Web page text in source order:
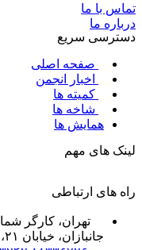
تماس با ما
درباره ما
دسترسی سریع
صفحه اصلی
اخبار انجمن
کمیته ها
شاخه ها
همایش ها
لینک های مهم
راه های ارتباطی
جانبازان، خیابان ۲۱، پلاک ۶۱، واحد ۲